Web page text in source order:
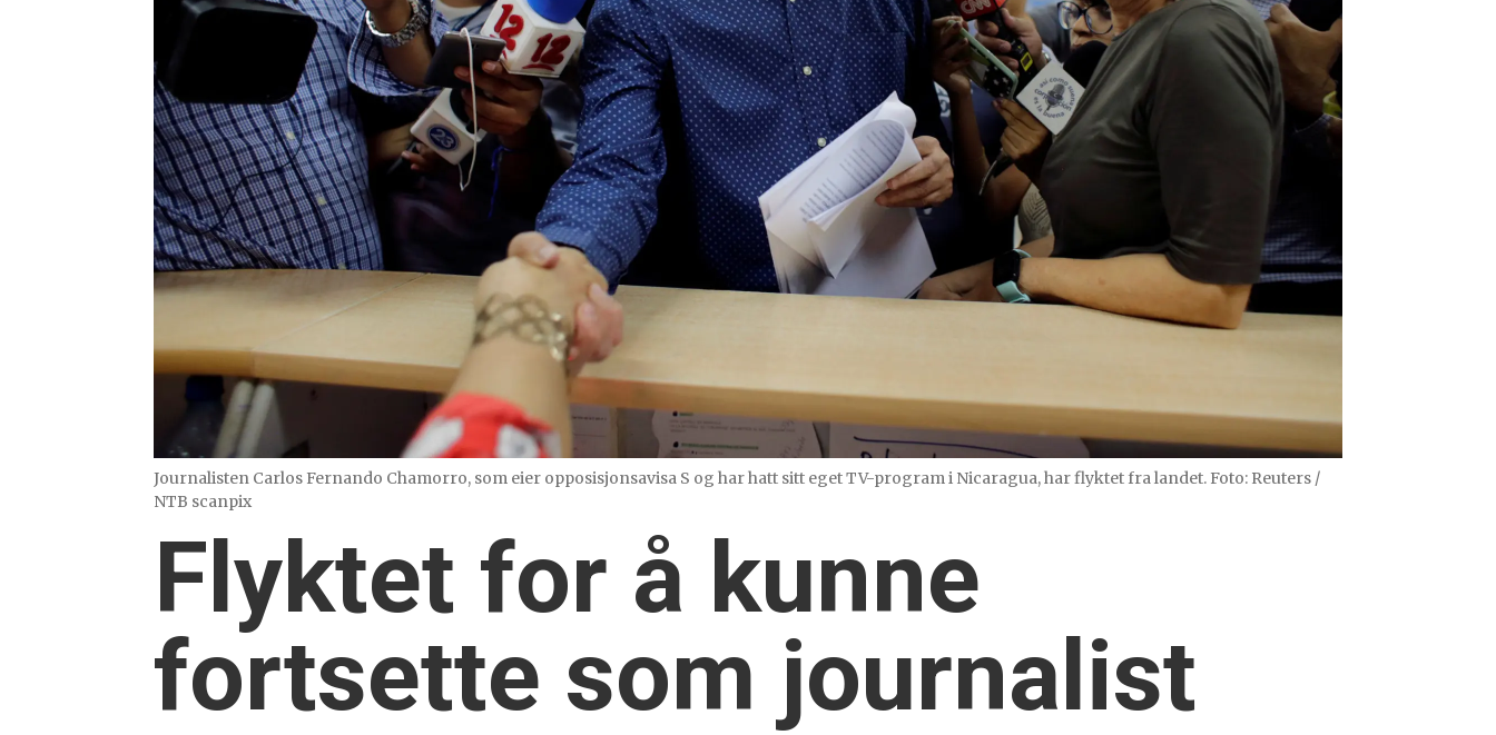
Journalisten Carlos Fernando Chamorro, som eier opposisjonsavisa S og har hatt sitt eget TV-program i Nicaragua, har flyktet fra landet. Foto: Reuters /
NTB scanpix
Flyktet for å kunne
fortsette som journalist